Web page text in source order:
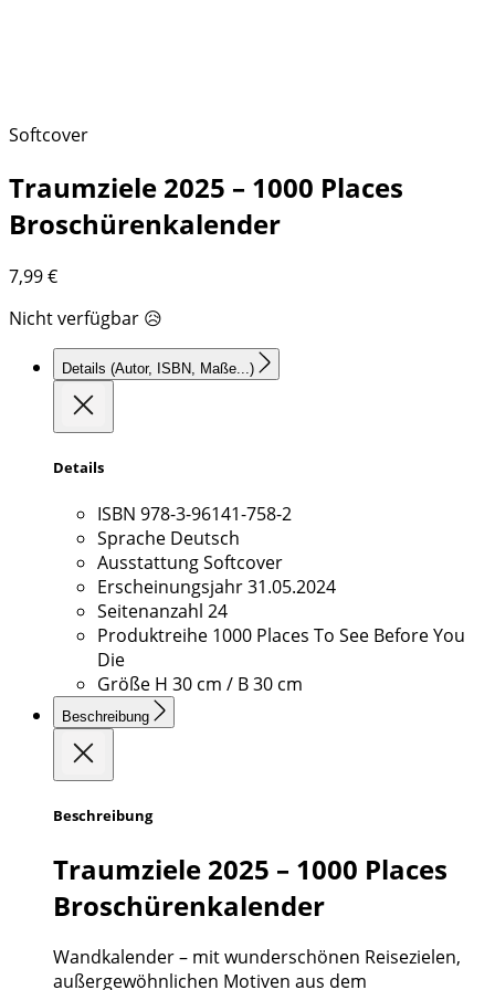
Softcover
Traumziele 2025 – 1000 Places
Broschürenkalender
7,99€
Nicht verfügbar 😥
Details (Autor, ISBN, Maße...)
Details
ISBN 978-3-96141-758-2
Sprache Deutsch
AusstattungSoftcover
Erscheinungsjahr31.05.2024
Seitenanzahl 24
Produktreihe 1000 Places To See Before You
Die
Größe H 30 cm / B 30 cm
Beschreibung
Beschreibung
Traumziele 2025 – 1000 Places
Broschürenkalender
Wandkalender – mit wunderschönen Reisezielen,
außergewöhnlichen Motiven aus dem